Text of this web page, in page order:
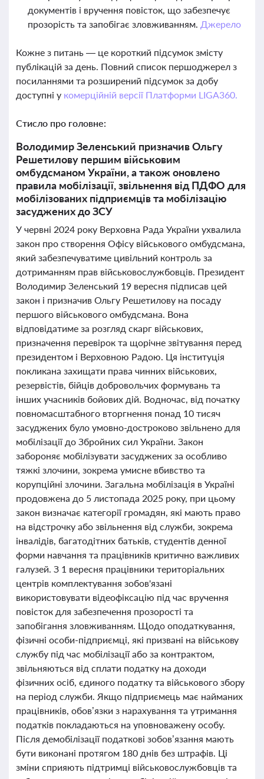
документів і вручення повісток, що забезпечує
прозорість та запобігає зловживанням. Джерело
Кожне з питань — це короткий підсумок змісту
публікацій за день. Повний список першоджерел з
посиланнями та розширений підсумок за добу
доступні у комерційній версії Платформи LIGA360.
Стисло про головне:
Володимир Зеленський призначив Ольгу
Решетилову першим військовим
омбудсманом України, а також оновлено
правила мобілізації, звільнення від ПДФО для
мобілізованих підприємців та мобілізацію
засуджених до ЗСУ
У червні 2024 року Верховна Рада України ухвалила
закон про створення Офісу військового омбудсмана,
який забезпечуватиме цивільний контроль за
дотриманням прав військовослужбовців. Президент
Володимир Зеленський 19 вересня підписав цей
закон і призначив Ольгу Решетилову на посаду
першого військового омбудсмана. Вона
відповідатиме за розгляд скарг військових,
призначення перевірок та щорічне звітування перед
президентом і Верховною Радою. Ця інституція
покликана захищати права чинних військових,
резервістів, бійців добровольчих формувань та
інших учасників бойових дій. Водночас, від початку
повномасштабного вторгнення понад 10 тисяч
засуджених було умовно-достроково звільнено для
мобілізації до Збройних сил України. Закон
забороняє мобілізувати засуджених за особливо
тяжкі злочини, зокрема умисне вбивство та
корупційні злочини. Загальна мобілізація в Україні
продовжена до 5 листопада 2025 року, при цьому
закон визначає категорії громадян, які мають право
на відстрочку або звільнення від служби, зокрема
інвалідів, багатодітних батьків, студентів денної
форми навчання та працівників критично важливих
галузей. З 1 вересня працівники територіальних
центрів комплектування зобов'язані
використовувати відеофіксацію під час вручення
повісток для забезпечення прозорості та
запобігання зловживанням. Щодо оподаткування,
фізичні особи-підприємці, які призвані на військову
службу під час мобілізації або за контрактом,
звільняються від сплати податку на доходи
фізичних осіб, єдиного податку та військового збору
на період служби. Якщо підприємець має найманих
працівників, обов’язки з нарахування та утримання
податків покладаються на уповноважену особу.
Після демобілізації податкові зобов’язання мають
бути виконані протягом 180 днів без штрафів. Ці
зміни сприяють підтримці військовослужбовців та